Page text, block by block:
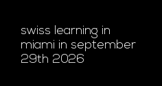
swiss learning in
miami in september
29th 2026